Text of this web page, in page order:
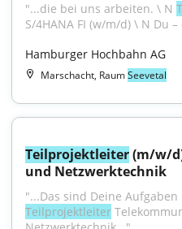
"...die bei uns arbeiten. \ N
S/4HANA FI (w/m/d) \ N Du
Hamburger Hochbahn AG
Marschacht, RaumSeevetal
Teilprojektleiter (m/w/
und Netzwerktechnik
Teilprojektleiter